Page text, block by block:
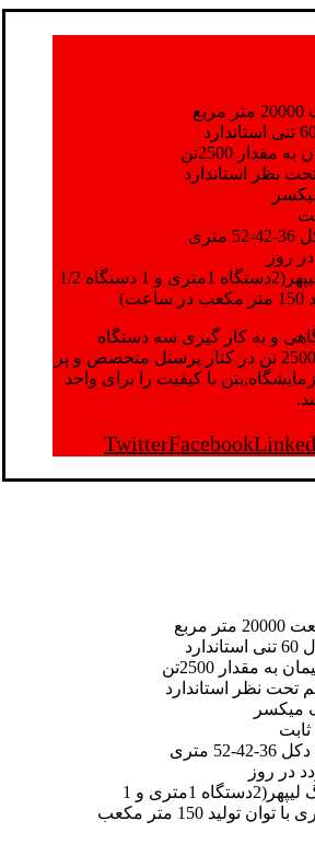
2500تن
نظر استاندارد
روز
3 دستگاه بچینگ لیپهر(2دستگاه 1متری و 1 دستگاه 1/2
و به کار گیری سه دستگاه
بچینگ پلانت با ظرفیت 2500 تن در کنار پرسنل متخصص و پر
با کیفیت را برای واحد
TwitterFacebook
مربع
مقدار 2500تن
تحت نظر استاندارد
در روز
3 دستگاه بچینگ لیپهر(2دستگاه 1متری و 1
دستگاه 1/2 متری با توان تولید 150 متر مکعب